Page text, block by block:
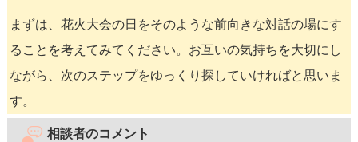
まずは、花火大会の日をそのような前向きな対話の場にす
ることを考えてみてください。お互いの気持ちを大切にし
ながら、次のステップをゆっくり探していければと思いま
す。
相談者のコメント